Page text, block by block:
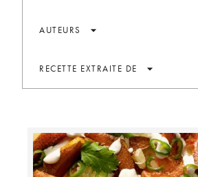
AUTEURS arrow_drop_down
RECETTE EXTRAITE DE arrow_drop_down